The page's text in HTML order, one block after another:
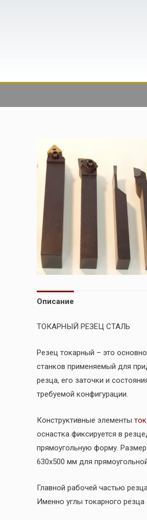
Описание
ТОКАРНЫЙ РЕЗЕЦ СТАЛЬ
Резец токарный – это
станков применяемый для
резца, его заточки и
требуемой конфигурации.
Конструктивные элементы
оснастка фиксируется в
прямоугольную форму.
630х500 мм для
Главной рабочей частью
Именно углы токарного